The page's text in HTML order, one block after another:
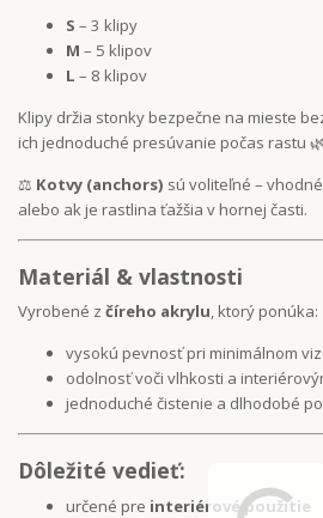
S – 3 klipy
M – 5 klipov
L – 8 klipov
Klipy držia stonky bezpečne na mieste
ich jednoduché presúvanie počas rastu
⚖️ Kotvy (anchors) sú voliteľné –
alebo ak je rastlina ťažšia v hornej časti.
Materiál & vlastnosti
Vyrobené z číreho akrylu, ktorý ponúka:
vysokú pevnosť pri minimálnom
odolnosť voči vlhkosti a
jednoduché čistenie a dlhodobé
Dôležité vedieť:
určené pre interiérové použitie